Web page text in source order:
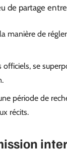
de partage
manière de
se
période de
récits.